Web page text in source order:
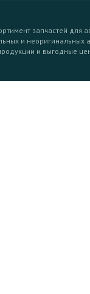
запчастей для
и неоригинальных
и выгодные